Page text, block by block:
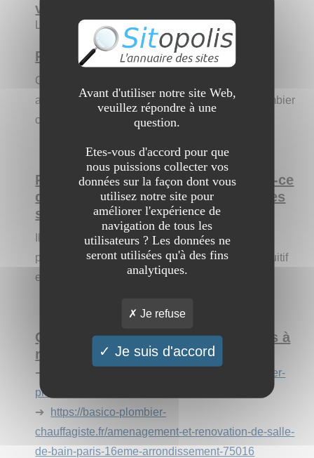
vous allez nous présenter ?
Le référenceur
Présentez le site aux internautes :
C'est un site présentant le travail et tous les
avantages à pouvoir compter sur un artisan plombier
compétent au Plessis-Bouchard.
Pourquoi est-il intéressant ? Qu'est-ce
qui pourrait le différencier des autres
sites ?
Il est intéressant car il donne des informations
pertinentes aux personnes intéressées. Il est intuitif
et facile à utiliser.
Quels sont les trois principaux liens à
retenir de votre site ?
➔
https://basico-plombier-chauffagiste.fr/plombier-
plessis-bouchard-95130
➔
https://basico-plombier-
chauffagiste.fr/amenagement-et-renovation-de-salle-
de-bain-paris-16eme-arrondissement-75016
Avant d'utiliser notre site Web,
veuillez répondre à une
question.
Etes-vous d'accord pour que
nous puissions collecter vos
données sur la façon dont vous
utilisez notre site pour
améliorer l'expérience de
navigation de tous les
utilisateurs ? Les données ne
seront utilisées qu'à des fins
analytiques.
Je refuse
Je suis d'accord